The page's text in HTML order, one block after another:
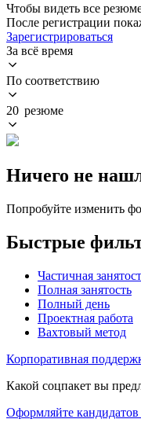
Чтобы видеть все
После регистрации
Зарегистрироваться
За всё время
По соответствию
20 резюме
Ничего не
Попробуйте изменить
Быстрые
Частичная
Полная занятость
Полный день
Проектная работа
Вахтовый метод
Корпоративная
Какой соцпакет вы
Оформляйте